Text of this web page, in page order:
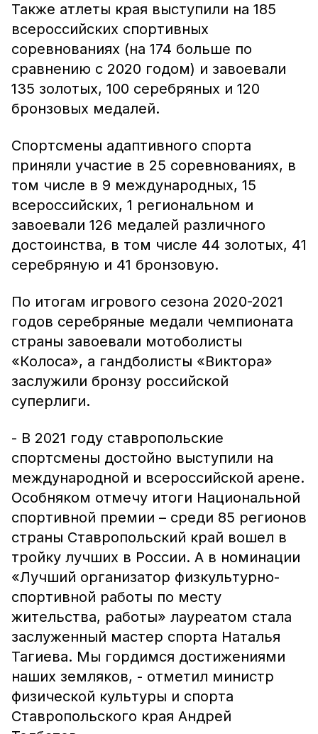
Также атлеты края выступили на 185
всероссийских спортивных
соревнованиях (на 174 больше по
сравнению с 2020 годом) и завоевали
135 золотых, 100 серебряных и 120
бронзовых медалей.
Спортсмены адаптивного спорта
приняли участие в 25 соревнованиях, в
том числе в 9 международных, 15
всероссийских, 1 региональном и
завоевали 126 медалей различного
достоинства, в том числе 44 золотых, 41
серебряную и 41 бронзовую.
По итогам игрового сезона 2020-2021
годов серебряные медали чемпионата
страны завоевали мотоболисты
«Колоса», а гандболисты «Виктора»
заслужили бронзу российской
суперлиги.
- В 2021 году ставропольские
спортсмены достойно выступили на
международной и всероссийской арене.
Особняком отмечу итоги Национальной
спортивной премии – среди 85 регионов
страны Ставропольский край вошел в
тройку лучших в России. А в номинации
«Лучший организатор физкультурно-
спортивной работы по месту
жительства, работы» лауреатом стала
заслуженный мастер спорта Наталья
Тагиева. Мы гордимся достижениями
наших земляков, - отметил министр
физической культуры и спорта
Ставропольского края Андрей